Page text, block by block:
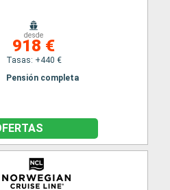
desde
918 €
Tasas: +440 €
Pensión completa